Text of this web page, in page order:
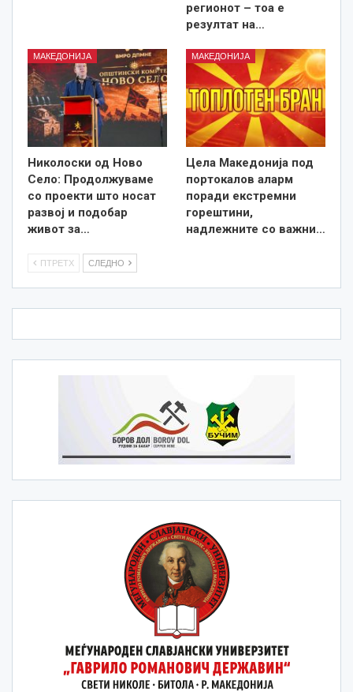
регионот – тоа е
резултат на…
МАКЕДОНИЈА
Николоски од Ново
Село: Продолжуваме
со проекти што носат
развој и подобар
живот за…
МАКЕДОНИЈА
Цела Македонија под
портокалов аларм
поради екстремни
горештини,
надлежните со важни…
ПТРЕТХ СЛЕДНО